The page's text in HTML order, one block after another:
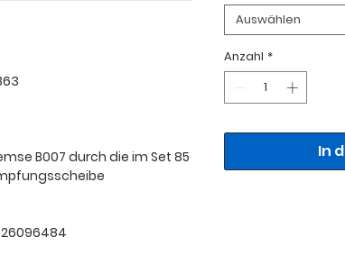
B007 durch die im Set 85
Auswählen
Anzahl *
In